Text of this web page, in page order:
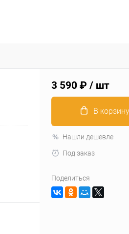
3 590 ₽ / шт
В корзину
Нашли дешевле
Под заказ
Поделиться